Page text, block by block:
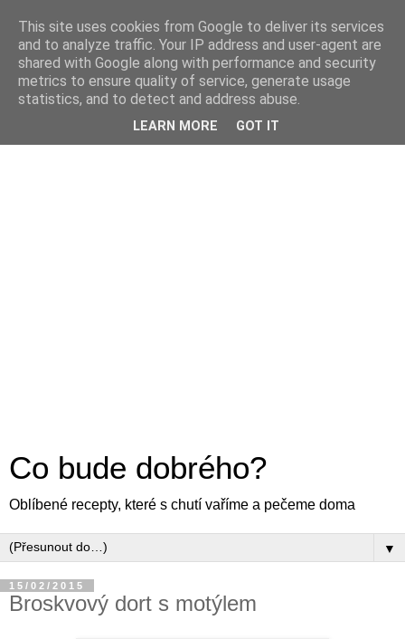
Co bude dobrého?
Oblíbené recepty, které s chutí vaříme a pečeme doma
▼
15/02/2015
Broskvový dort s motýlem
This site uses cookies from Google to deliver its services
and to analyze traffic. Your IP address and user-agent are
shared with Google along with performance and security
metrics to ensure quality of service, generate usage
statistics, and to detect and address abuse.
LEARN MORE GOT IT